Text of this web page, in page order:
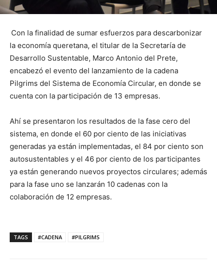
Con la finalidad de sumar esfuerzos para descarbonizar
la economía queretana, el titular de la Secretaría de
Desarrollo Sustentable, Marco Antonio del Prete,
encabezó el evento del lanzamiento de la cadena
Pilgrims del Sistema de Economía Circular, en donde se
cuenta con la participación de 13 empresas.
Ahí se presentaron los resultados de la fase cero del
sistema, en donde el 60 por ciento de las iniciativas
generadas ya están implementadas, el 84 por ciento son
autosustentables y el 46 por ciento de los participantes
ya están generando nuevos proyectos circulares; además
para la fase uno se lanzarán 10 cadenas con la
colaboración de 12 empresas.
TAGS #CADENA #PILGRIMS